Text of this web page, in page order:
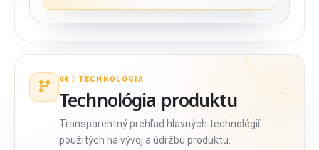
04 / TECHNOLÓGIA
Technológia produktu
Transparentný prehľad hlavných technológií
použitých na vývoj a údržbu produktu.